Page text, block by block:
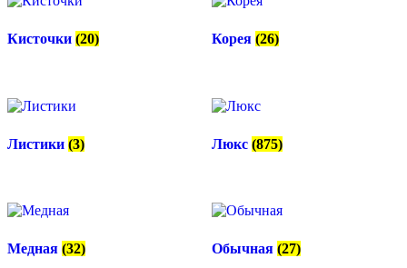
Кисточки (20) Корея (26)
Листики (3) Люкс (875)
Медная (32) Обычная (27)